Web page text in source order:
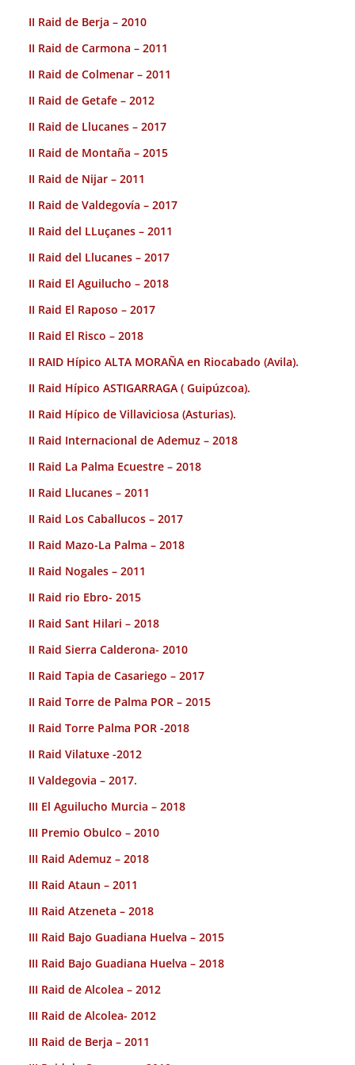
II Raid de Berja – 2010
II Raid de Carmona – 2011
II Raid de Colmenar – 2011
II Raid de Getafe – 2012
II Raid de Llucanes – 2017
II Raid de Montaña – 2015
II Raid de Nijar – 2011
II Raid de Valdegovía – 2017
II Raid del LLuçanes – 2011
II Raid del Llucanes – 2017
II Raid El Aguilucho – 2018
II Raid El Raposo – 2017
II Raid El Risco – 2018
II RAID Hípico ALTA MORAÑA en Riocabado (Avila).
II Raid Hípico ASTIGARRAGA ( Guipúzcoa).
II Raid Hípico de Villaviciosa (Asturias).
II Raid Internacional de Ademuz – 2018
II Raid La Palma Ecuestre – 2018
II Raid Llucanes – 2011
II Raid Los Caballucos – 2017
II Raid Mazo-La Palma – 2018
II Raid Nogales – 2011
II Raid rio Ebro- 2015
II Raid Sant Hilari – 2018
II Raid Sierra Calderona- 2010
II Raid Tapia de Casariego – 2017
II Raid Torre de Palma POR – 2015
II Raid Torre Palma POR -2018
II Raid Vilatuxe -2012
II Valdegovia – 2017.
III El Aguilucho Murcia – 2018
III Premio Obulco – 2010
III Raid Ademuz – 2018
III Raid Ataun – 2011
III Raid Atzeneta – 2018
III Raid Bajo Guadiana Huelva – 2015
III Raid Bajo Guadiana Huelva – 2018
III Raid de Alcolea – 2012
III Raid de Alcolea- 2012
III Raid de Berja – 2011